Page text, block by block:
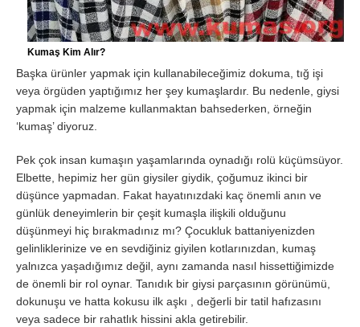
Kumaş Kim Alır?
Başka ürünler yapmak için kullanabileceğimiz dokuma, tığ işi
veya örgüden yaptığımız her şey kumaşlardır. Bu nedenle, giysi
yapmak için malzeme kullanmaktan bahsederken, örneğin
‘kumaş’ diyoruz.
Pek çok insan kumaşın yaşamlarında oynadığı rolü küçümsüyor.
Elbette, hepimiz her gün giysiler giydik, çoğumuz ikinci bir
düşünce yapmadan. Fakat hayatınızdaki kaç önemli anın ve
günlük deneyimlerin bir çeşit kumaşla ilişkili olduğunu
düşünmeyi hiç bırakmadınız mı? Çocukluk battaniyenizden
gelinliklerinize ve en sevdiğiniz giyilen kotlarınızdan, kumaş
yalnızca yaşadığımız değil, aynı zamanda nasıl hissettiğimizde
de önemli bir rol oynar. Tanıdık bir giysi parçasının görünümü,
dokunuşu ve hatta kokusu ilk aşkı , değerli bir tatil hafızasını
veya sadece bir rahatlık hissini akla getirebilir.